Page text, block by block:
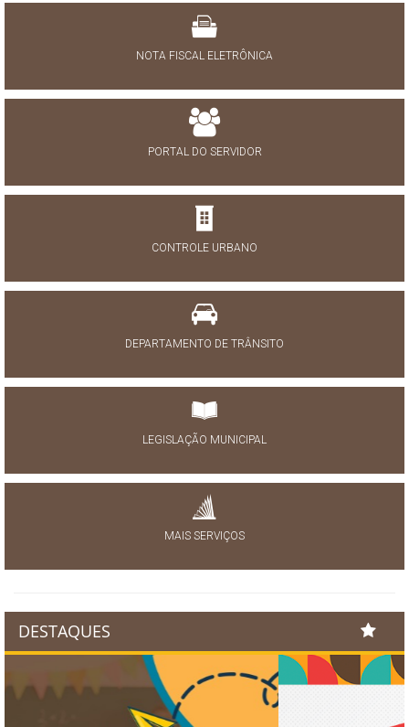
NOTA FISCAL ELETRÔNICA
PORTAL DO SERVIDOR
CONTROLE URBANO
DEPARTAMENTO DE TRÂNSITO
LEGISLAÇÃO MUNICIPAL
MAIS SERVIÇOS
DESTAQUES